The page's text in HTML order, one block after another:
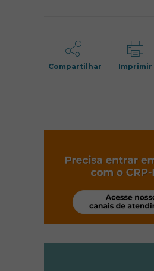
Compartilhar Imprimir